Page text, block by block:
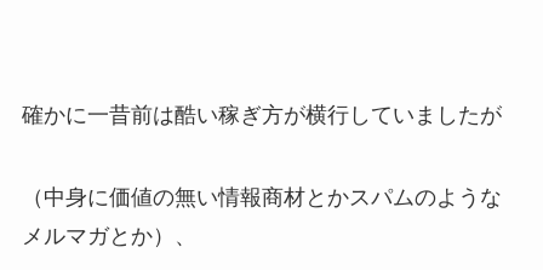
確かに一昔前は酷い稼ぎ方が横行していましたが
（中身に価値の無い情報商材とかスパムのような
メルマガとか）、